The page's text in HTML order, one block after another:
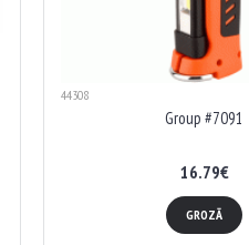
44308
Group #7091
16.79€
GROZĀ